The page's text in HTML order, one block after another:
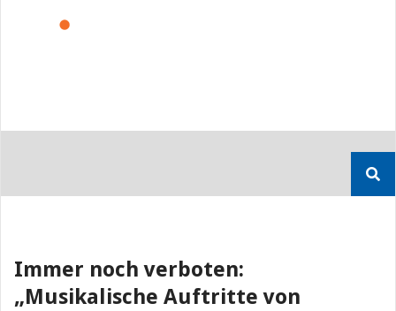
nach:
Immer noch verboten:
„Musikalische Auftritte von